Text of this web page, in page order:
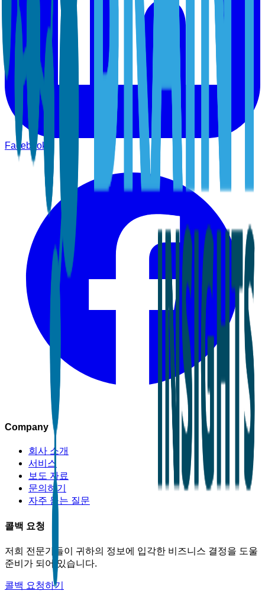
Facebook
Company
회사 소개
서비스
보도 자료
문의하기
자주 묻는 질문
콜백 요청
저희 전문가들이 귀하의 정보에 입각한 비즈니스 결정을 도울
준비가 되어 있습니다.
콜백 요청하기